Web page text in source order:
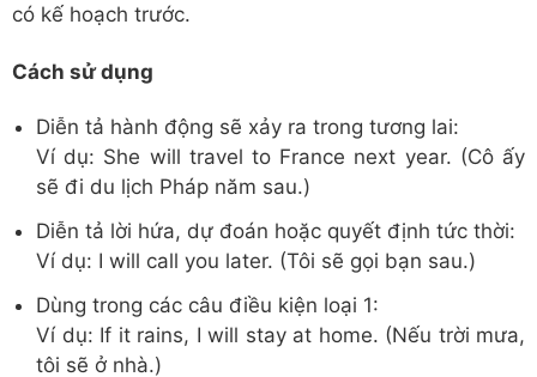
có kế hoạch trước.
Cách sử dụng
Diễn tả hành động sẽ xảy ra trong tương lai:
Ví dụ: She will travel to France next year. (Cô ấy
sẽ đi du lịch Pháp năm sau.)
Diễn tả lời hứa, dự đoán hoặc quyết định tức thời:
Ví dụ: I will call you later. (Tôi sẽ gọi bạn sau.)
Dùng trong các câu điều kiện loại 1:
Ví dụ: If it rains, I will stay at home. (Nếu trời mưa,
tôi sẽ ở nhà.)